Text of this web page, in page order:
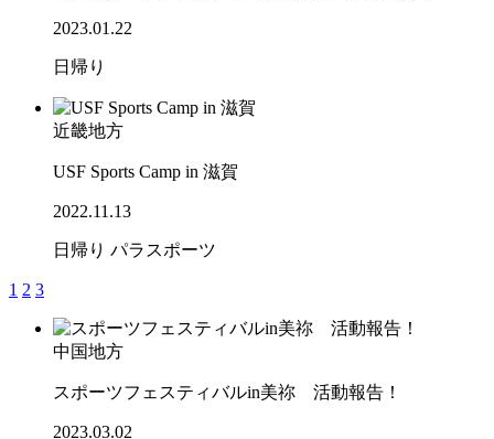
2023.01.22
日帰り
近畿地方
USF Sports Camp in 滋賀
2022.11.13
日帰り パラスポーツ
1 2 3
中国地方
スポーツフェスティバルin美祢 活動報告！
2023.03.02